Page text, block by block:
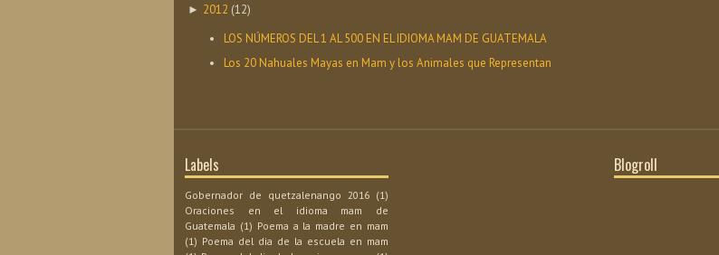
► 2012 (12)
LOS NÚMEROS DEL 1 AL 500 EN EL IDIOMA MAM DE GUATEMALA
Los 20 Nahuales Mayas en Mam y los Animales que Representan
Labels
Gobernador de quetzalenango 2016 (1)
Oraciones en el idioma mam de
Guatemala (1) Poema a la madre en mam
(1) Poema del dia de la escuela en mam
Blogroll